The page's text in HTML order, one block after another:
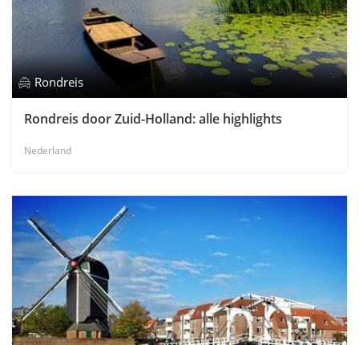
Rondreis
Rondreis door Zuid-Holland: alle highlights
Nederland